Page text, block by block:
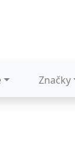
Značky